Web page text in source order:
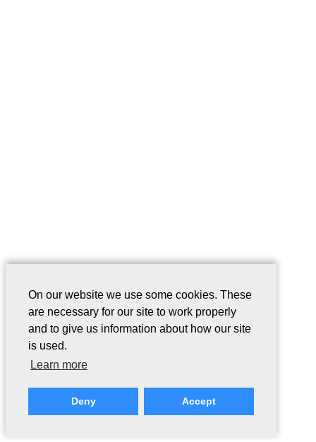
On our website we use some cookies. These
are necessary for our site to work properly
and to give us information about how our site
is used.
Learn more
Deny Accept